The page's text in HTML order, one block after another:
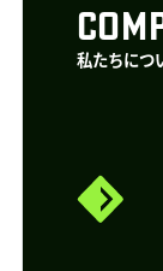
私たちにつ